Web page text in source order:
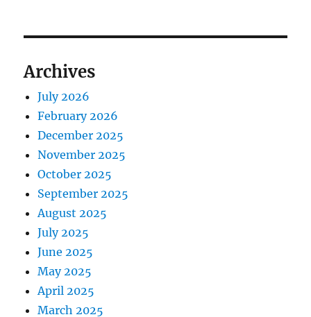
Archives
July 2026
February 2026
December 2025
November 2025
October 2025
September 2025
August 2025
July 2025
June 2025
May 2025
April 2025
March 2025